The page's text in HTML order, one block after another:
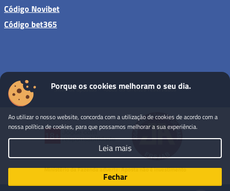
Código Novibet
Código bet365
Sites de apostas - Todos os direitos reservados
Porque os cookies melhoram o seu dia.
Ao utilizar o nosso website, concorda com a utilização de cookies de acordo com a
nossa política de cookies, para que possamos melhorar a sua experiência.
Leia mais
Fechar
Ministério da Fazenda adverte: Aposta não é investimento